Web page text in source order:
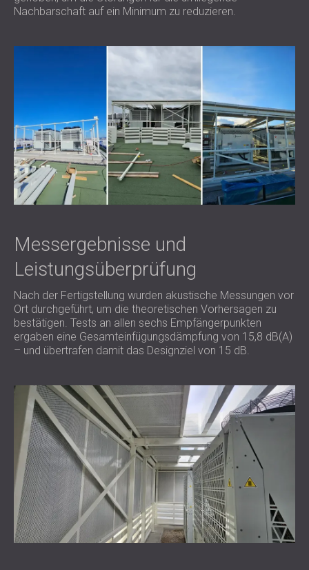
Nachbarschaft auf ein Minimum zu reduzieren.
Messergebnisse und
Leistungsüberprüfung
Nach der Fertigstellung wurden akustische Messungen vor
Ort durchgeführt, um die theoretischen Vorhersagen zu
bestätigen. Tests an allen sechs Empfängerpunkten
ergaben eine Gesamteinfügungsdämpfung von 15,8 dB(A)
– und übertrafen damit das Designziel von 15 dB.